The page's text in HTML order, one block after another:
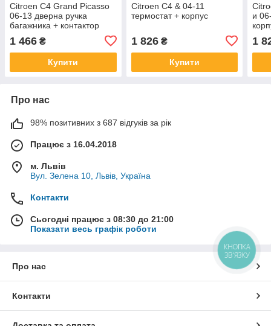
Citroen C4 Grand Picasso
06-13 дверна ручка
багажника + контактор
18502
1 466 ₴
Купити
Citroen C4 & 04-11
термостат + корпус
1 826₴
Купити
и
1
Про нас
98% позитивних з 687 відгуків за рік
Працює з 16.04.2018
м. Львів
Вул. Зелена 10, Львів, Україна
Контакти
Сьогодні працює з 08:30 до 21:00
Показати весь графік роботи
Про нас
Контакти
КНОПКА
ЗВ'ЯЗКУ